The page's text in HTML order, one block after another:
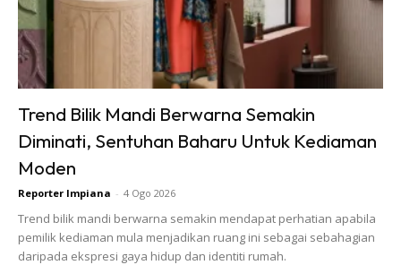
permukaan vinyl kelihatan kusam, melengkung tercabut
dan sebagainya
Trend Bilik Mandi Berwarna Semakin
Diminati, Sentuhan Baharu Untuk Kediaman
Moden
Reporter Impiana - 4 Ogo 2026
Trend bilik mandi berwarna semakin mendapat perhatian apabila
pemilik kediaman mula menjadikan ruang ini sebagai sebahagian
daripada ekspresi gaya hidup dan identiti rumah.